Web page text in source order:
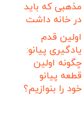
مذهبی که باید
در خانه داشت
اولین قدم
یادگیری پیانو:
چگونه اولین
قطعه پیانو
خود را بنوازیم؟